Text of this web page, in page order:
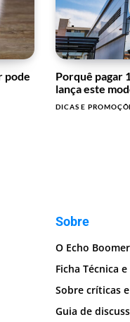
pode
Porquê pagar
lança este
DICAS E
Sobre
O Echo Boomer
Ficha Técnica
Sobre críticas
Guia de